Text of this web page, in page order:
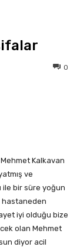
0
Kalkavan
ve
ile bir süre yoğun
hastaneden
iyi olduğu bize
olan Mehmet
diyor acil